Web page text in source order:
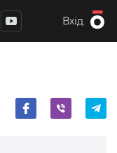
Вхід